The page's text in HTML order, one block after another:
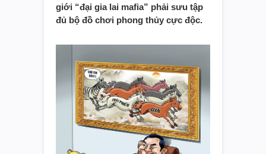
giới “đại gia lai mafia” phải sưu tập
đủ bộ đồ chơi phong thủy cực độc.